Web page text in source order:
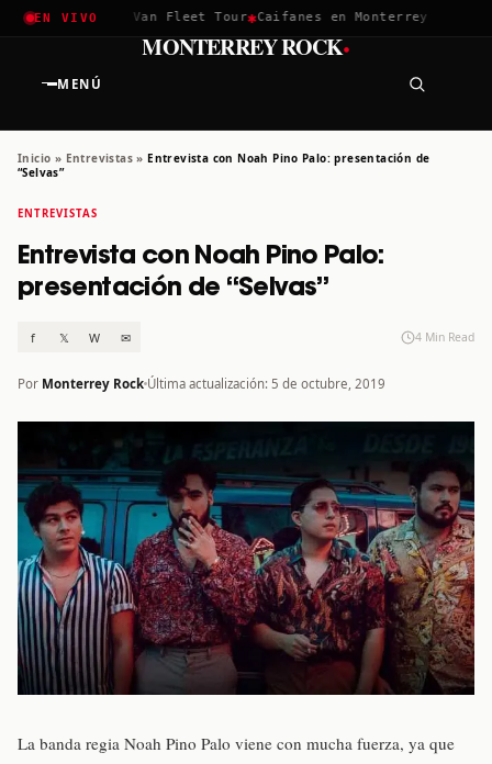
EN VIVO
2026✱ Greta Van Fleet Tour✱Caifanes en Monterrey · 12 Dic
MENÚ
MONTERREY ROCK·
Inicio » Entrevistas»Entrevista con Noah Pino Palo: presentación de
“Selvas”
ENTREVISTAS
Entrevista con Noah Pino Palo:
presentación de “Selvas”
f 𝕏 W ✉ 4 Min Read
Por Monterrey Rock Última actualización: 5 de octubre, 2019
La banda regia Noah Pino Palo viene con mucha fuerza, ya que